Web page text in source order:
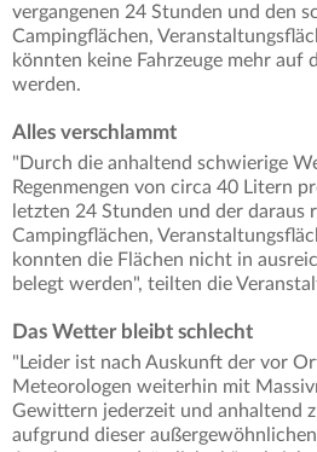
vergangenen 24 Stunden und den
Campingflächen,
könnten keine Fahrzeuge mehr auf
werden.
Alles verschlammt
"Durch die anhaltend schwierige
Regenmengen von circa 40 Litern
letzten 24 Stunden und der daraus
Campingflächen,
konnten die Flächen nicht in
belegt werden", teilten die
Das Wetter bleibt schlecht
"Leider ist nach Auskunft der vor
Meteorologen weiterhin mit
Gewittern jederzeit und anhaltend
aufgrund dieser